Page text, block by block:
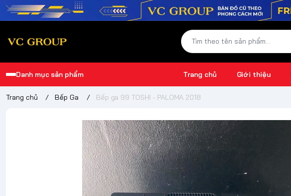
Danh mục sản phẩm Trang chủ Giới thiệu
Trang chủ / Bếp Ga / Bếp ga 99 TOSHI - PALOMA 2018